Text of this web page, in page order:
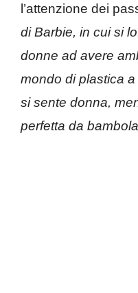
l’attenzione dei
di Barbie, in cui si
donne ad avere
mondo di plastica
si sente donna,
perfetta da